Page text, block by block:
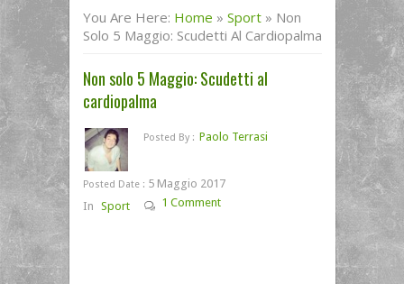
You Are Here: Home » Sport » Non
Solo 5 Maggio: Scudetti Al Cardiopalma
Non solo 5 Maggio: Scudetti al
cardiopalma
Posted By : Paolo Terrasi
Posted Date : 5 Maggio 2017
In Sport 1 Comment